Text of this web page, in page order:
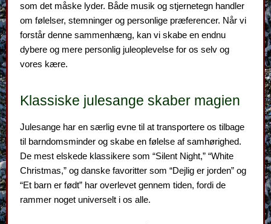
som det måske lyder. Både musik og stjernetegn handler
om følelser, stemninger og personlige præferencer. Når vi
forstår denne sammenhæng, kan vi skabe en endnu
dybere og mere personlig juleoplevelse for os selv og
vores kære.
Klassiske julesange skaber magien
Julesange har en særlig evne til at transportere os tilbage
til barndomsminder og skabe en følelse af samhørighed.
De mest elskede klassikere som “Silent Night,” “White
Christmas,” og danske favoritter som “Dejlig er jorden” og
“Et barn er født” har overlevet gennem tiden, fordi de
rammer noget universelt i os alle.